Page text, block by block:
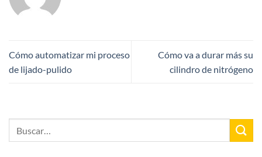
Cómo automatizar mi proceso
de lijado-pulido
Cómo va a durar más su
cilindro de nitrógeno